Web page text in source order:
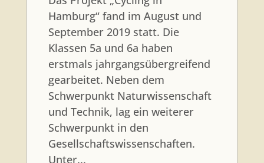
Hamburg“ fand im August und
September 2019 statt. Die
Klassen 5a und 6a haben
erstmals jahrgangsübergreifend
gearbeitet. Neben dem
Schwerpunkt Naturwissenschaft
und Technik, lag ein weiterer
Schwerpunkt in den
Gesellschaftswissenschaften.
Unter...